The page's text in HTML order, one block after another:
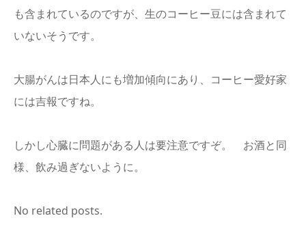
も含まれているのですが、生のコーヒー豆には含まれて
いないそうです。
大腸がんは日本人にも増加傾向にあり、コーヒー愛好家
には吉報ですね。
しかし心臓に問題がある人は要注意ですぞ。 お酒と同
様、飲み過ぎないように。
No related posts.